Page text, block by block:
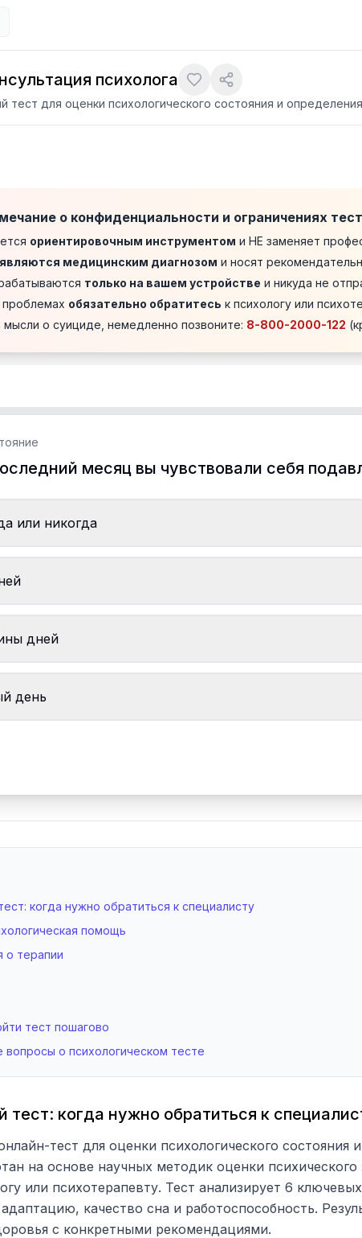
психолога
тест для оценки психологического состояния и
о конфиденциальности и ограничениях
ориентировочным инструментом и НЕ заменяет
медицинским диагнозом и носят
только на вашем устройстве и никуда не
обязательно обратитесь к психологу или
мысли о суициде, немедленно позвоните: 8-800-2000-122
месяц вы чувствовали себя
или никогда
дней
день
когда нужно обратиться к специалисту
помощь
о терапии
тест пошагово
о психологическом тесте
тест: когда нужно обратиться к
тест для оценки психологического состояния
на основе научных методик оценки
или психотерапевту. Тест анализирует 6
качество сна и работоспособность.
с конкретными рекомендациями.